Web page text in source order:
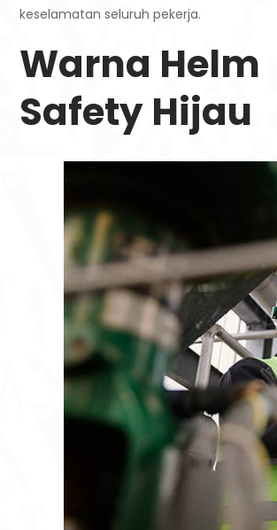
keselamatan seluruh pekerja.
Warna Helm
Safety Hijau